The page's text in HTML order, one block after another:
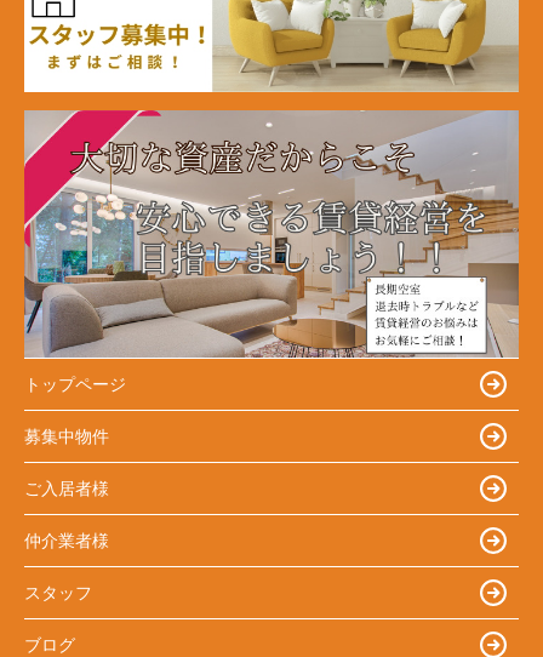
トップページ
募集中物件
ご入居者様
仲介業者様
スタッフ
ブログ